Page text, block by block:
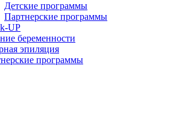
Детские программы
Партнерские программы
UP
беременности
эпиляция
программы